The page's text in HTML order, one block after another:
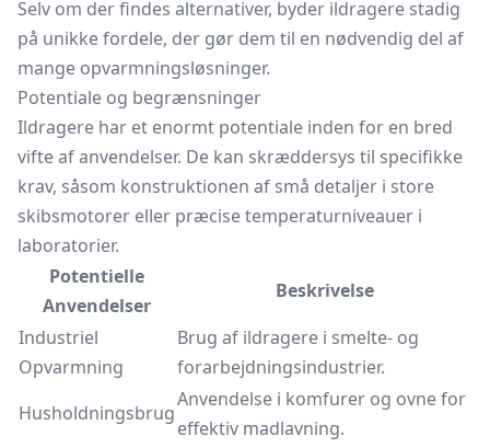
Selv om der findes alternativer, byder ildragere stadig
på unikke fordele, der gør dem til en nødvendig del af
mange opvarmningsløsninger.
Potentiale og begrænsninger
Ildragere har et enormt potentiale inden for en bred
vifte af anvendelser. De kan skræddersys til specifikke
krav, såsom konstruktionen af små detaljer i store
skibsmotorer eller præcise temperaturniveauer i
laboratorier.
Potentielle
Anvendelser
Beskrivelse
Industriel
Opvarmning
Brug af ildragere i smelte- og
forarbejdningsindustrier.
Husholdningsbrug
Anvendelse i komfurer og ovne for
effektiv madlavning.